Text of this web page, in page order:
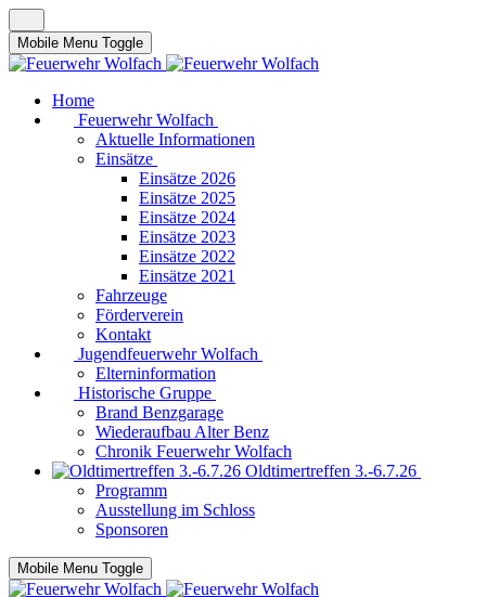
Mobile Menu Toggle
Home
Feuerwehr Wolfach
Aktuelle Informationen
Einsätze
Einsätze 2026
Einsätze 2025
Einsätze 2024
Einsätze 2023
Einsätze 2022
Einsätze 2021
Fahrzeuge
Förderverein
Kontakt
Jugendfeuerwehr Wolfach
Elterninformation
Historische Gruppe
Brand Benzgarage
Wiederaufbau Alter Benz
Chronik Feuerwehr Wolfach
Oldtimertreffen 3.-6.7.26
Programm
Ausstellung im Schloss
Sponsoren
Mobile Menu Toggle